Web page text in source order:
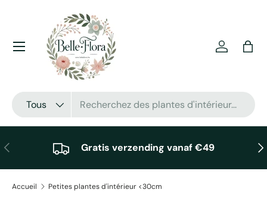
Aller au contenu
Recherche
Type de produit
Tous
Se
Menu
Précédent Gratis verzending vanaf €49
Accueil Petites plantes d'intérieur <30cm